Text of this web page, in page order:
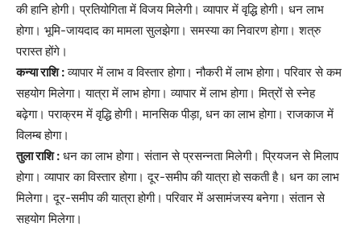
की हानि होगी। प्रतियोगिता में विजय मिलेगी। व्यापार में वृद्धि होगी। धन लाभ
होगा। भूमि-जायदाद का मामला सुलझेगा। समस्या का निवारण होगा। शत्रु
परास्त होंगे।
कन्या राशि :व्यापार में लाभ व विस्तार होगा। नौकरी में लाभ होगा। परिवार से कम
सहयोग मिलेगा। यात्रा में लाभ होगा। व्यापार में लाभ होगा। मित्रों से स्नेह
बढ़ेगा। पराक्रम में वृद्धि होगी। मानसिक पीड़ा, धन का लाभ होगा। राजकाज में
विलम्ब होगा।
तुला राशि : धन का लाभ होगा। संतान से प्रसन्नता मिलेगी। प्रियजन से मिलाप
होगा। व्यापार का विस्तार होगा। दूर-समीप की यात्रा हो सकती है। धन का लाभ
मिलेगा। दूर-समीप की यात्रा होगी। परिवार में असामंजस्य बनेगा। संतान से
सहयोग मिलेगा।